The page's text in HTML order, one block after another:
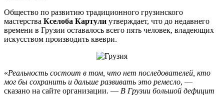
Общество по развитию традиционного грузинского
мастерства Кселоба Картули утверждает, что до недавнего
времени в Грузии оставалось всего пять человек, владеющих
искусством производить квеври.
«Реальность состоит в том, что нет последователей, кто
мог бы сохранить и дальше развивать это ремесло, —
сказано на сайте организации. — В Грузии большой дефицит